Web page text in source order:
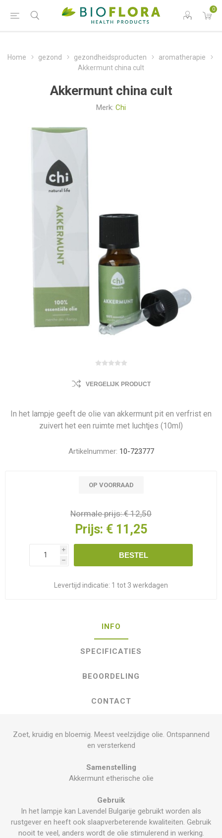
0
Home gezond gezondheidsproducten
aromatherapie
Akkermunt china cult
Akkermunt china cult
Merk: Chi
VERGELIJK PRODUCT
In het lampje geeft de olie van akkermunt pit en verfrist en
zuivert het een ruimte met luchtjes (10ml)
Artikelnummer: 10-723777
OP VOORRAAD
Normale prijs:€ 12,50
Prijs: € 11,25
i
h
BESTEL
Levertijd indicatie: 1 tot 3 werkdagen
INFO
SPECIFICATIES
BEOORDELING
CONTACT
Zoet, kruidig en bloemig. Meest veelzijdige olie. Ontspannend
en versterkend
Samenstelling
Akkermunt etherische olie
Gebruik
In het lampje kan Lavendel Bulgarije gebruikt worden als
rustgever en heeft ook slaapverbeterende kwaliteiten. Gebruik
nooit te veel, anders wordt de olie stimulerend in werking.